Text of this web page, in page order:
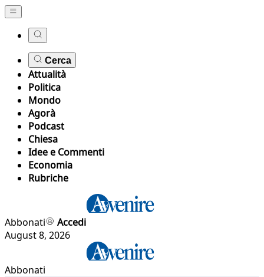
Cerca
Attualità
Politica
Mondo
Agorà
Podcast
Chiesa
Idee e Commenti
Economia
Rubriche
Abbonati
Accedi
August 8, 2026
Abbonati